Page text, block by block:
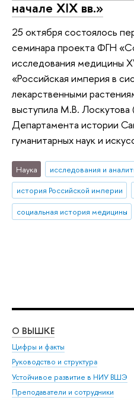
начале XIX вв.»
25 октября состоялось
семинара проекта ФГН
исследования медицины
«Российская империя в
лекарственными
выступила М.В. Лоскутова
Департамента истории
гуманитарных наук и
Наука исследования и
история Российской империи
социальная история медицины
О ВЫШКЕ
Цифры и факты
Руководство и структура
Устойчивое развитие в НИУ ВШЭ
Преподаватели и сотрудники